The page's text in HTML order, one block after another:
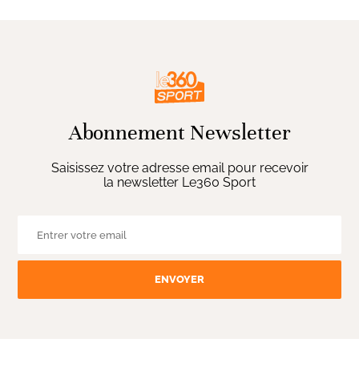
Abonnement Newsletter
Saisissez votre adresse email pour recevoir
la newsletter Le360 Sport
ENVOYER